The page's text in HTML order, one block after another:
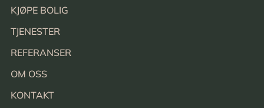
KJØPE BOLIG
TJENESTER
REFERANSER
OM OSS
KONTAKT